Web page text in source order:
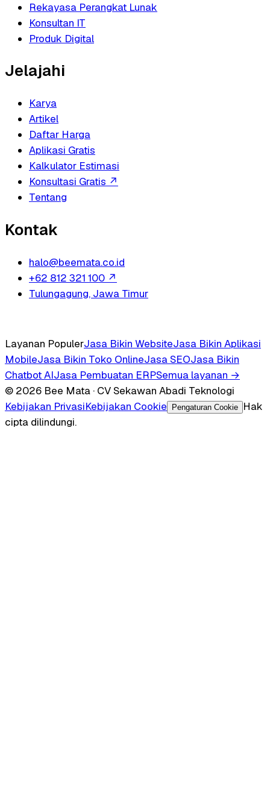
Rekayasa Perangkat Lunak
Konsultan IT
Produk Digital
Jelajahi
Karya
Artikel
Daftar Harga
Aplikasi Gratis
Kalkulator Estimasi
Konsultasi Gratis ↗
Tentang
Kontak
halo@beemata.co.id
+62 812 321 100 ↗
Tulungagung, Jawa Timur
Layanan PopulerJasa Bikin WebsiteJasa Bikin Aplikasi
MobileJasa Bikin Toko OnlineJasa SEOJasa Bikin
Chatbot AIJasa Pembuatan ERPSemua layanan →
© 2026 Bee Mata · CV Sekawan Abadi Teknologi
Kebijakan PrivasiKebijakan Cookie Pengaturan Cookie
Hak
cipta dilindungi.